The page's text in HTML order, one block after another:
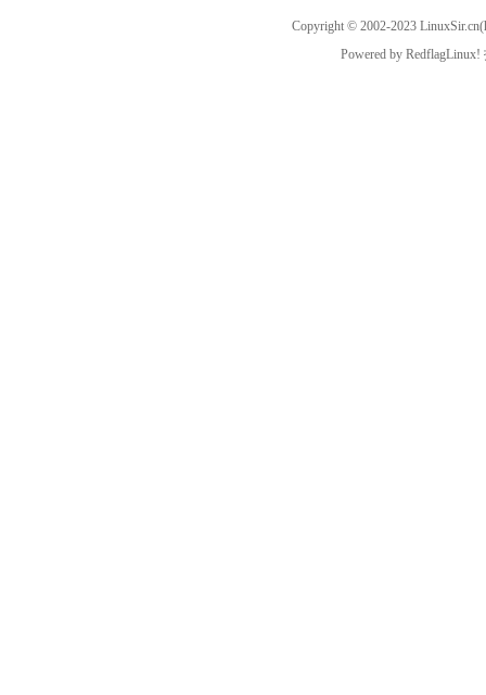
Copyright © 2002-2023 LinuxSir.cn
Powered by RedflagLinux!